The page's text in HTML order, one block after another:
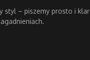
styl – piszemy prosto i